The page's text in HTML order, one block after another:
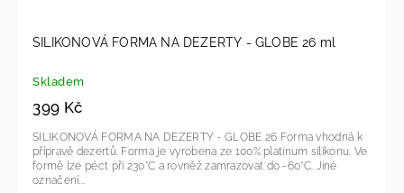
SILIKONOVÁ FORMA NA DEZERTY - GLOBE 26 ml
Skladem
399 Kč
SILIKONOVÁ FORMA NA DEZERTY - GLOBE 26 Forma vhodná k
přípravě dezertů. Forma je vyrobena ze 100% platinum silikonu. Ve
formě lze péct při 230°C a rovněž zamrazovat do -60°C. Jiné
označení...